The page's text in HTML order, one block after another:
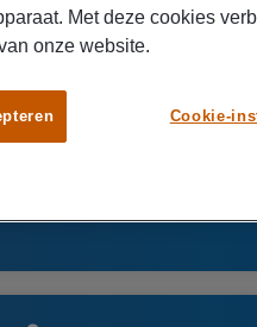
op de onderstaande
Met deze cookies
onze website.
Cookie-